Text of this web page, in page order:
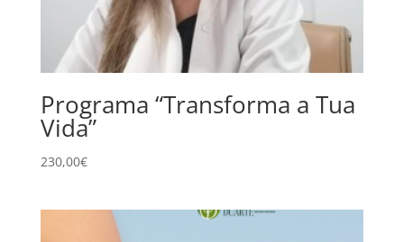
Programa “Transforma a Tua
Vida”
230,00€